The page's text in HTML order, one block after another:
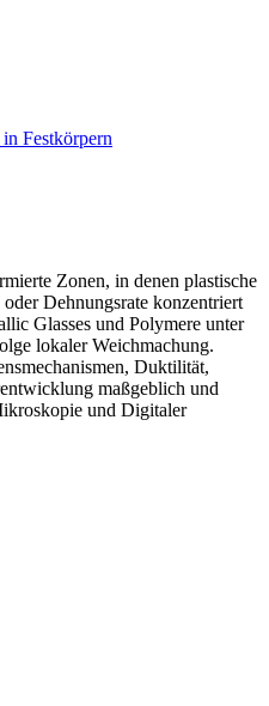
Festkörpern
Zonen, in denen plastische
Dehnungsrate konzentriert
Glasses und Polymere unter
lokaler Weichmachung.
Duktilität,
maßgeblich und
und Digitaler